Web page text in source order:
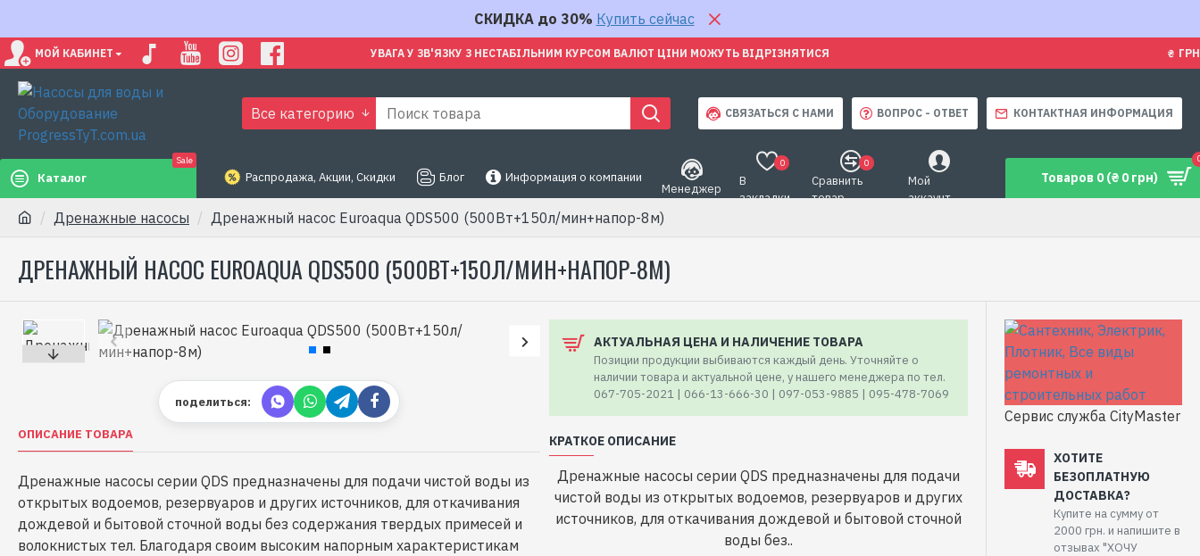
СКИДКА до 30% Купить сейчас
МОЙ КАБИНЕТ УВАГА У ЗВ'ЯЗКУ З НЕСТАБІЛЬНИМ КУРСОМ ВАЛЮТ ЦІНИ МОЖУТЬ ВІДРІЗНЯТИСЯ ₴ ГРН
Все категорию СВЯЗАТЬСЯ С НАМИ ВОПРОС - ОТВЕТ КОНТАКТНАЯ ИНФОРМАЦИЯ
Каталог
Sale
Распродажа, Акции, Скидки Блог Информация о компании
Менеджер
В
закладки
0
Сравнить
товар
0
Мой
аккаунт
Товаров 0 (₴ 0 грн)
Дренажные насосы Дренажный насос Euroaqua QDS500 (500Вт+150л/мин+напор-8м)
ДРЕНАЖНЫЙ НАСОС EUROAQUA QDS500 (500ВТ+150Л/МИН+НАПОР-8М)
поделиться:
ОПИСАНИЕ ТОВАРА
Дренажные насосы серии QDS предназначены для подачи чистой воды из
открытых водоемов, резервуаров и других источников, для откачивания
дождевой и бытовой сточной воды без содержания твердых примесей и
волокнистых тел. Благодаря своим высоким напорным характеристикам
АКТУАЛЬНАЯ ЦЕНА И НАЛИЧЕНИЕ ТОВАРА
Позиции продукции выбиваются каждый день. Уточняйте о
наличии товара и актуальной цене, у нашего менеджера по тел.
067-705-2021 | 066-13-666-30 | 097-053-9885 | 095-478-7069
КРАТКОЕ ОПИСАНИЕ
Дренажные насосы серии QDS предназначены для подачи
чистой воды из открытых водоемов, резервуаров и других
источников, для откачивания дождевой и бытовой сточной
воды без..
Сервис служба CityMaster
ХОТИТЕ
БЕЗОПЛАТНУЮ
ДОСТАВКА?
Купите на сумму от
2000 грн. и напишите в
отзывах "ХОЧУ